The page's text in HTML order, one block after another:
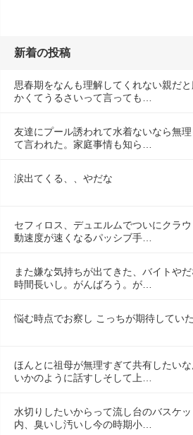
新着の投稿
思春期をなんも理解してくれない親だ
かくてうるさいって言っても…
友達にプール誘われて水着ないなら無
て言われた。家庭事情も知ら…
涙出てくる、、やだな
セフィロス、デュエルムでついにクラ
動速度が速くなるパッシブ手…
また嫌な気持ちが出てきた、バイトや
時間長いし。がんばろう。が…
悩む時点でお察し こっちが期待してい
ほんとに祖母が無理すぎて共有したい
いかのように話すしそして上…
水切りしたいからって流し台のバスケ
内、臭いし汚いし今の時期小…